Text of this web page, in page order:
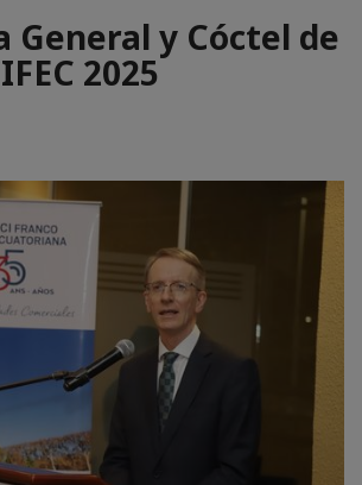
General y Cóctel de
2025